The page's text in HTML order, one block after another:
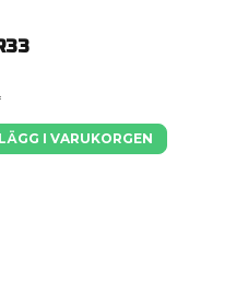
LÄGG I VARUKORGEN